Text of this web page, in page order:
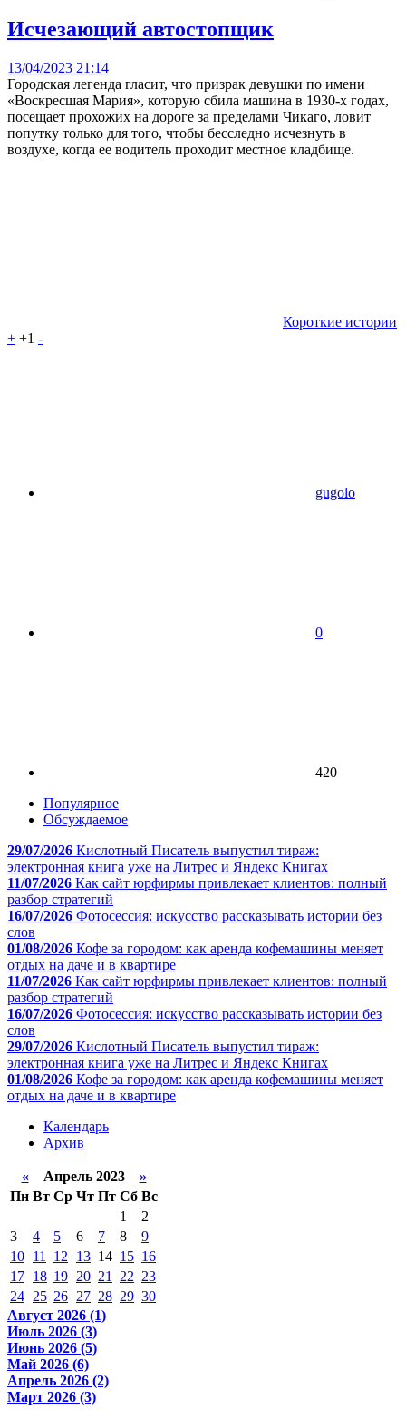
Исчезающий автостопщик
13/04/2023 21:14
Городская легенда гласит, что призрак девушки по имени
«Воскресшая Мария», которую сбила машина в 1930-х годах,
посещает прохожих на дороге за пределами Чикаго, ловит
попутку только для того, чтобы бесследно исчезнуть в
воздухе, когда ее водитель проходит местное кладбище.
Короткие истории
+ +1 -
gugolo
0
420
Популярное
Обсуждаемое
29/07/2026 Кислотный Писатель выпустил тираж:
электронная книга уже на Литрес и Яндекс Книгах
11/07/2026 Как сайт юрфирмы привлекает клиентов: полный
разбор стратегий
16/07/2026 Фотосессия: искусство рассказывать истории без
слов
01/08/2026 Кофе за городом: как аренда кофемашины меняет
отдых на даче и в квартире
11/07/2026 Как сайт юрфирмы привлекает клиентов: полный
разбор стратегий
16/07/2026 Фотосессия: искусство рассказывать истории без
слов
29/07/2026 Кислотный Писатель выпустил тираж:
электронная книга уже на Литрес и Яндекс Книгах
01/08/2026 Кофе за городом: как аренда кофемашины меняет
отдых на даче и в квартире
Календарь
Архив
«Апрель 2023 »
Пн Вт Ср Чт Пт Сб Вс
1
2
3
4 5 6 7 8
9
10 11 12 13 14 15 16
17 18 19 20 21 22 23
24 25 26 27 28 29 30
Август 2026 (1)
Июль 2026 (3)
Июнь 2026 (5)
Май 2026 (6)
Апрель 2026 (2)
Март 2026 (3)